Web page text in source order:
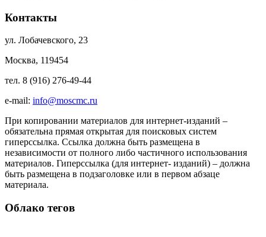
Контакты
ул. Лобачевского, 23
Москва, 119454
тел. 8 (916) 276-49-44
e-mail: info@moscmc.ru
При копировании материалов для интернет-изданий –
обязательна прямая открытая для поисковых систем
гиперссылка. Ссылка должна быть размещена в
независимости от полного либо частичного использования
материалов. Гиперссылка (для интернет- изданий) – должна
быть размещена в подзаголовке или в первом абзаце
материала.
Облако тегов